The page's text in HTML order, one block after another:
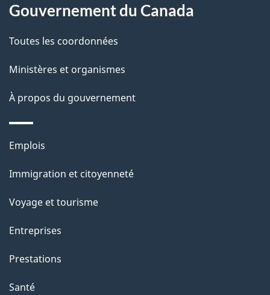
i
l
s
d
e
l
a
p
a
g
e
propos
de
ce
site
Gouvernement du Canada
Toutes les coordonnées
Ministères et organismes
À propos du gouvernement
Thèmes
sujets
Emplois
Immigration et citoyenneté
Voyage et tourisme
Entreprises
Prestations
Santé